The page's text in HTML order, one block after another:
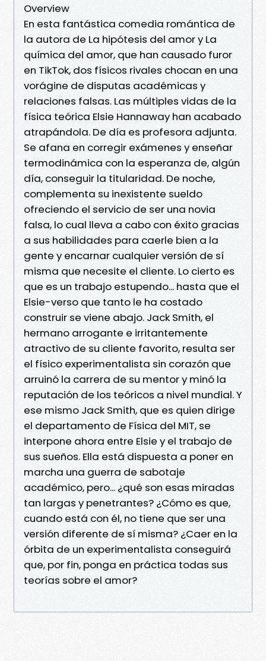
Overview
En esta fantástica comedia romántica de
la autora de La hipótesis del amor y La
química del amor, que han causado furor
en TikTok, dos físicos rivales chocan en una
vorágine de disputas académicas y
relaciones falsas. Las múltiples vidas de la
física teórica Elsie Hannaway han acabado
atrapándola. De día es profesora adjunta.
Se afana en corregir exámenes y enseñar
termodinámica con la esperanza de, algún
día, conseguir la titularidad. De noche,
complementa su inexistente sueldo
ofreciendo el servicio de ser una novia
falsa, lo cual lleva a cabo con éxito gracias
a sus habilidades para caerle bien a la
gente y encarnar cualquier versión de sí
misma que necesite el cliente. Lo cierto es
que es un trabajo estupendo... hasta que el
Elsie-verso que tanto le ha costado
construir se viene abajo. Jack Smith, el
hermano arrogante e irritantemente
atractivo de su cliente favorito, resulta ser
el físico experimentalista sin corazón que
arruinó la carrera de su mentor y minó la
reputación de los teóricos a nivel mundial. Y
ese mismo Jack Smith, que es quien dirige
el departamento de Física del MIT, se
interpone ahora entre Elsie y el trabajo de
sus sueños. Ella está dispuesta a poner en
marcha una guerra de sabotaje
académico, pero... ¿qué son esas miradas
tan largas y penetrantes? ¿Cómo es que,
cuando está con él, no tiene que ser una
versión diferente de sí misma? ¿Caer en la
órbita de un experimentalista conseguirá
que, por fin, ponga en práctica todas sus
teorías sobre el amor?